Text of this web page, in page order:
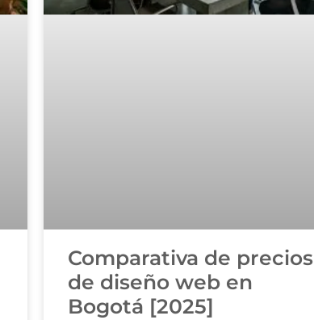
Comparativa de precios
de diseño web en
Bogotá [2025]